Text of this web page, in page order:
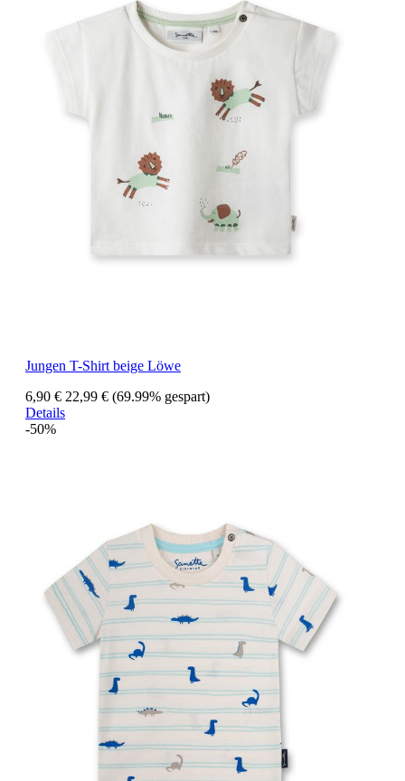
Jungen T-Shirt beige Löwe
6,90 € 22,99 € (69.99% gespart)
Details
-50%